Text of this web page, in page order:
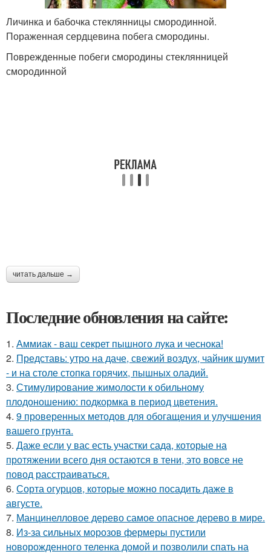
Личинка и бабочка стеклянницы смородинной.
Пораженная сердцевина побега смородины.
Поврежденные побеги смородины стеклянницей
смородинной
читать дальше →
Последние обновления на сайте:
1. Аммиак - ваш секрет пышного лука и чеснока!
2. Представь: утро на даче, свежий воздух, чайник шумит
- и на столе стопка горячих, пышных оладий.
3. Стимулирование жимолости к обильному
плодоношению: подкормка в период цветения.
4. 9 проверенных методов для обогащения и улучшения
вашего грунта.
5. Даже если у вас есть участки сада, которые на
протяжении всего дня остаются в тени, это вовсе не
повод расстраиваться.
6. Сорта огурцов, которые можно посадить даже в
августе.
7. Манцинелловое дерево самое опасное дерево в мире.
8. Из-за сильных морозов фермеры пустили
новорожденного теленка домой и позволили спать на